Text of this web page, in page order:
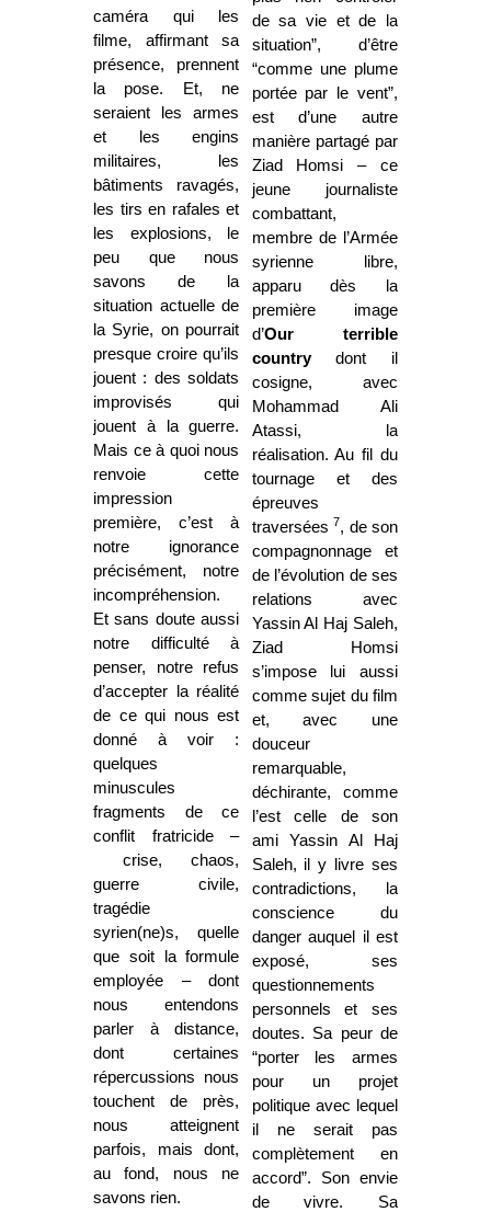
caméra qui les
filme, affirmant sa
présence, prennent
la pose. Et, ne
seraient les armes
et les engins
militaires, les
bâtiments ravagés,
les tirs en rafales et
les explosions, le
peu que nous
savons de la
situation actuelle de
la Syrie, on pourrait
presque croire qu’ils
jouent : des soldats
improvisés qui
jouent à la guerre.
Mais ce à quoi nous
renvoie cette
impression
première, c’est à
notre ignorance
précisément, notre
incompréhension.
Et sans doute aussi
notre difficulté à
penser, notre refus
d’accepter la réalité
de ce qui nous est
donné à voir :
quelques
minuscules
fragments de ce
conflit fratricide –
crise, chaos,
guerre civile,
tragédie
syrien(ne)s, quelle
que soit la formule
employée – dont
nous entendons
parler à distance,
dont certaines
répercussions nous
touchent de près,
nous atteignent
parfois, mais dont,
au fond, nous ne
savons rien.
de sa vie et de la
situation”, d’être
“comme une plume
portée par le vent”,
est d’une autre
manière partagé par
Ziad Homsi – ce
jeune journaliste
combattant,
membre de l’Armée
syrienne libre,
apparu dès la
première image
d’Our terrible
countrydont il
cosigne, avec
Mohammad Ali
Atassi, la
réalisation. Au fil du
tournage et des
épreuves
traversées 7, de son
compagnonnage et
de l’évolution de ses
relations avec
Yassin Al Haj Saleh,
Ziad Homsi
s’impose lui aussi
comme sujet du film
et, avec une
douceur
remarquable,
déchirante, comme
l’est celle de son
ami Yassin Al Haj
Saleh, il y livre ses
contradictions, la
conscience du
danger auquel il est
exposé, ses
questionnements
personnels et ses
doutes. Sa peur de
“porter les armes
pour un projet
politique avec lequel
il ne serait pas
complètement en
accord”. Son envie
de vivre. Sa